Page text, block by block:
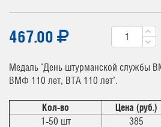
467.00
Медаль "День штурманской службы
ВМФ 110 лет, ВТА 110 лет".
Кол-во
Цена (руб.)
1-50 шт
385